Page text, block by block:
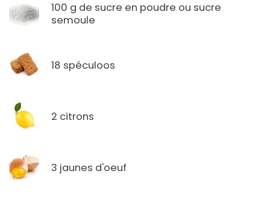
100 g de sucre en poudre ou sucre
semoule
18 spéculoos
2 citrons
3 jaunes d'oeuf